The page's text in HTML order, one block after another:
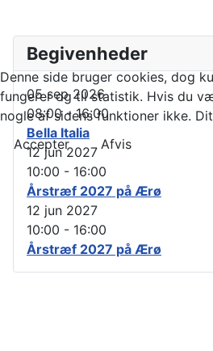
Begivenheder
05 sep 2026
08:00-16:00
Bella Italia
12 jun 2027
10:00 - 16:00
Årstræf 2027 på Ærø
12 jun 2027
10:00 - 16:00
Årstræf 2027 på Ærø
Denne side bruger cookies, dog
fungerer og til statistik. Hvis du
nogle af sidens funktioner ikke.
Accepter
Afvis